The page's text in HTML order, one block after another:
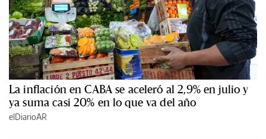
La inflación en CABA se aceleró al 2,9% en julio y
ya suma casi 20% en lo que va del año
elDiarioAR